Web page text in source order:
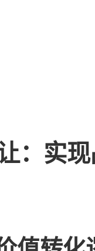
：实